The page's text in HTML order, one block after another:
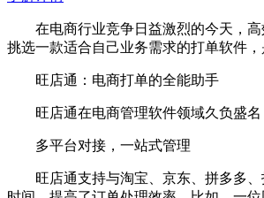
在电商行业竞争日益激烈的今天，高
挑选一款适合自己业务需求的打单软件
旺店通：电商打单的全能助手
旺店通在电商管理软件领域久负盛名
多平台对接，一站式管理
旺店通支持与淘宝、京东、拼多多、